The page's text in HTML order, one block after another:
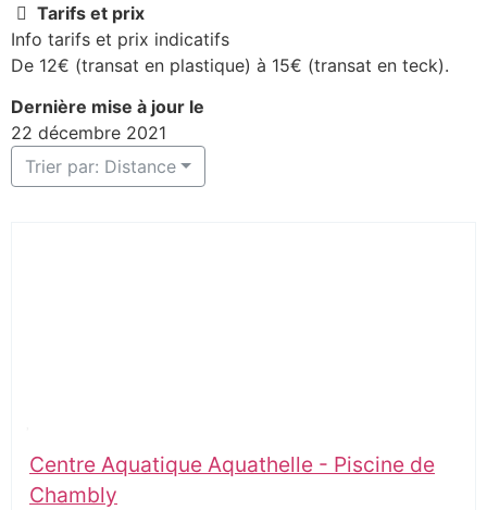
Tarifs et prix
Info tarifs et prix indicatifs
De 12€ (transat en plastique) à 15€ (transat en teck).
Dernière mise à jour le
22 décembre 2021
Trier par: Distance
Centre Aquatique Aquathelle - Piscine de
Chambly